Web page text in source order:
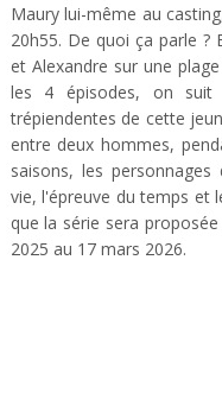
Maury lui-même au
20h55. De quoi ça parle ?
et Alexandre sur une
les 4 épisodes, on suit
trépiendentes de cette
entre deux hommes,
saisons, les
vie, l'épreuve du temps et
que la série sera
2025 au 17 mars 2026.